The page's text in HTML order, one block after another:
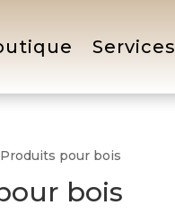
Services
pour bois
bois